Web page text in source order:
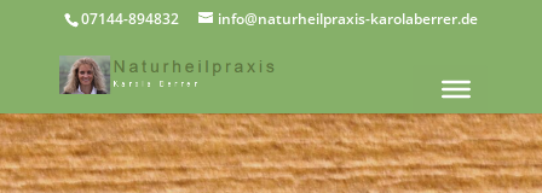
07144-894832 info@naturheilpraxis-karolaberrer.de